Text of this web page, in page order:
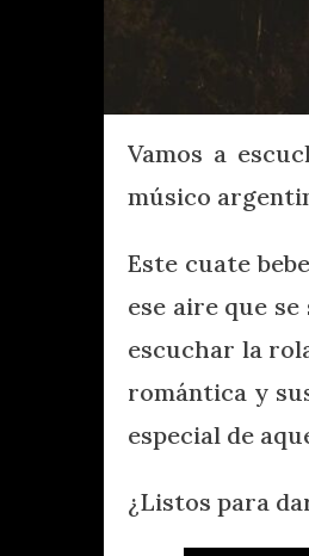
Vamos a
músico
Este cuate
ese aire que
escuchar la
romántica y
especial de
¿Listos para